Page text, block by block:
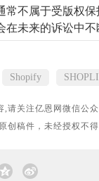
常不属于受版权
在未来的诉讼中不
Shopify
,请关注亿恩网微信公
创稿件，未经授权不